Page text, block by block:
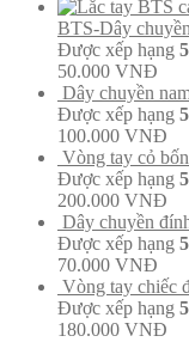
BTS-Dây
Được xếp hạng
50.000 VNĐ
Dây chuyền
Được xếp hạng
100.000 VNĐ
Vòng tay cỏ
Được xếp hạng
200.000 VNĐ
Dây chuyền
Được xếp hạng
70.000 VNĐ
Vòng tay chiếc
Được xếp hạng
180.000 VNĐ